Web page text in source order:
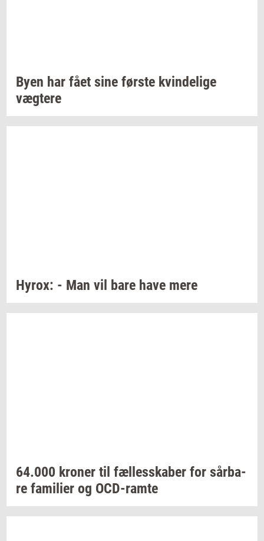
Byen har fået sine før­ste kvin­de­li­ge
væg­te­re
Hyrox: - Man vil bare have mere
64.000 kro­ner til fæl­les­ska­ber for sår­ba­
re fa­mi­li­er og OCD-​ramte